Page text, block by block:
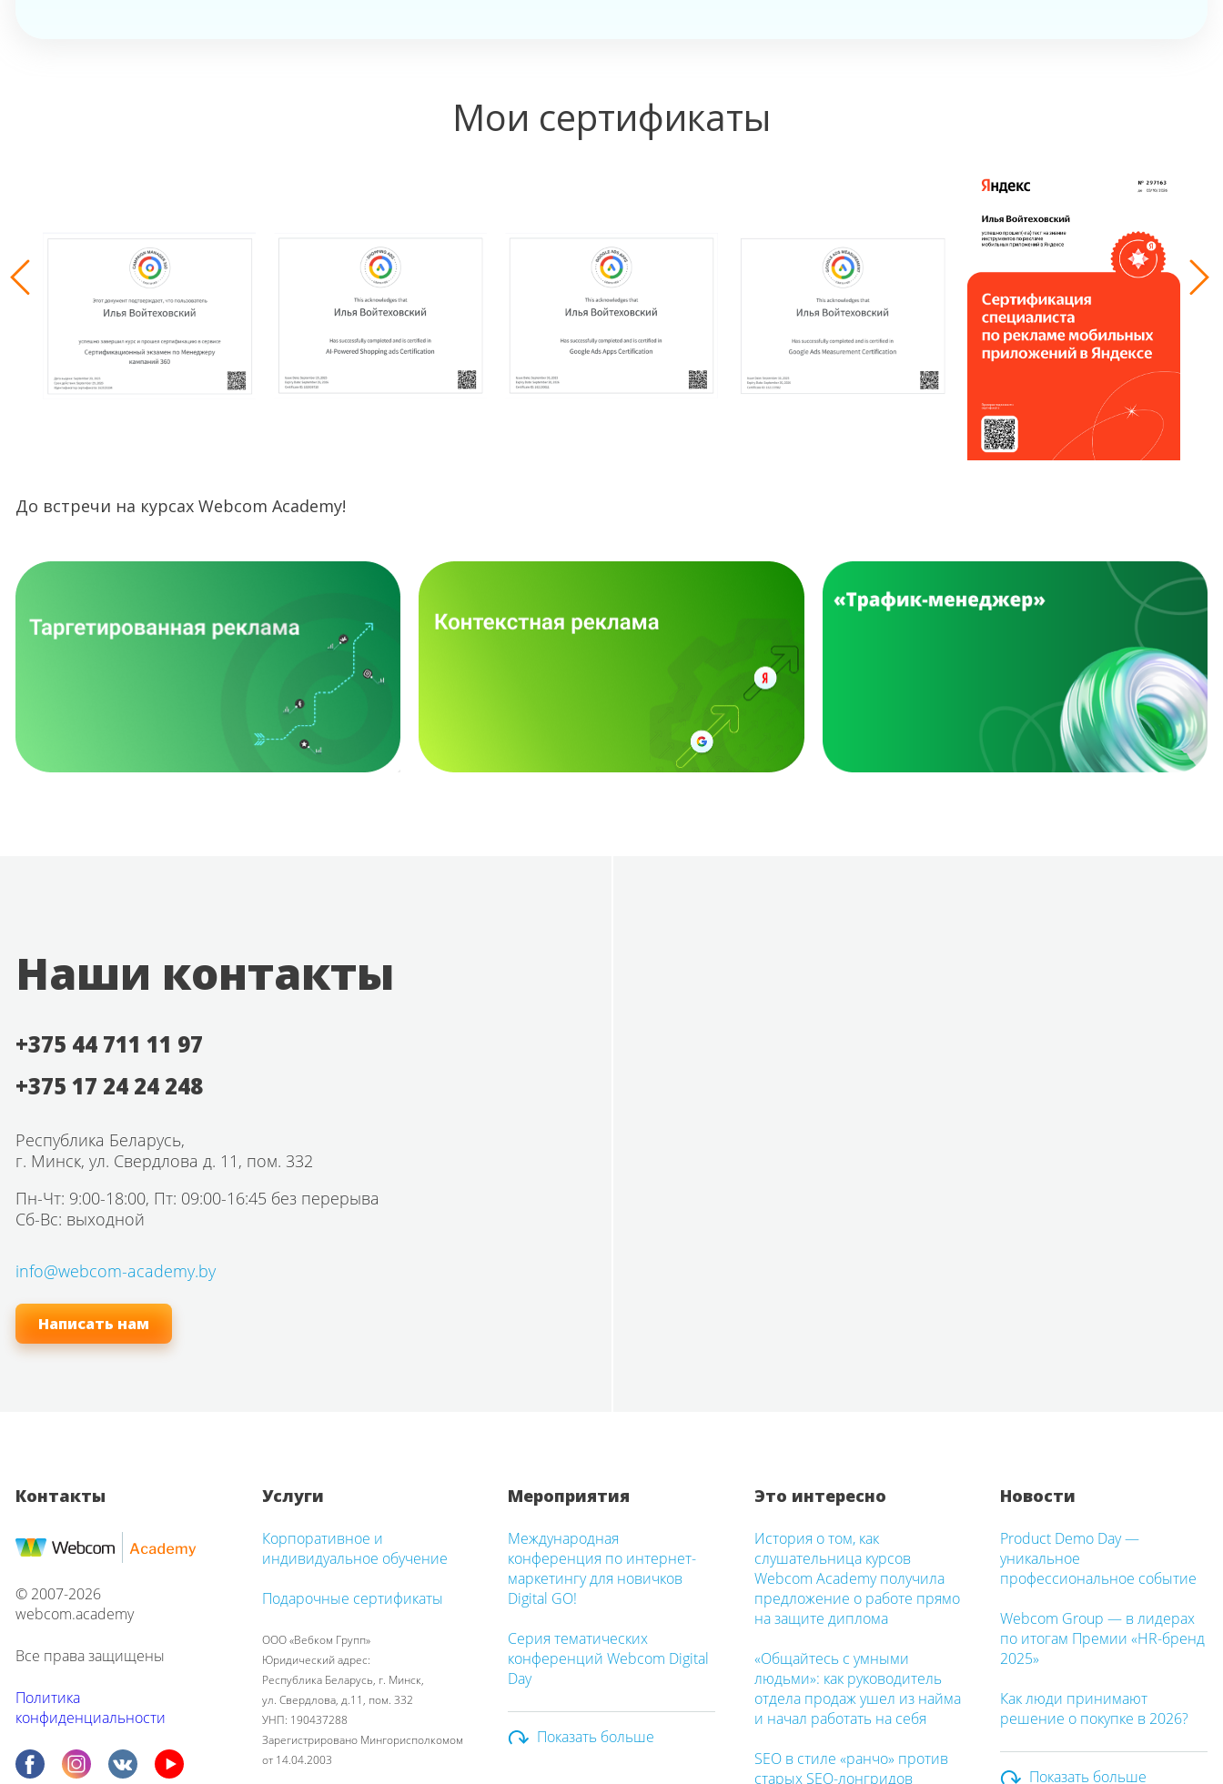
Мои сертификаты
До встречи на курсах Webcom Academy!
Наши контакты
+375 44 711 11 97
+375 17 24 24 248
Республика Беларусь,
г. Минск, ул. Свердлова д. 11, пом. 332
Пн-Чт: 9:00-18:00, Пт: 09:00-16:45 без перерыва
Сб-Вс: выходной
info@webcom-academy.by
Написать нам
Контакты
© 2007-2026
webcom.academy
Все права защищены
Политика
конфиденциальности
Услуги
Корпоративное и
индивидуальное обучение
Подарочные сертификаты
ООО «Вебком Групп»
Юридический адрес:
Республика Беларусь, г. Минск,
ул. Свердлова, д.11, пом. 332
УНП: 190437288
Зарегистрировано Мингорисполкомом
от 14.04.2003
Мероприятия
Международная
конференция по интернет-
маркетингу для новичков
Digital GO!
Серия тематических
конференций Webcom Digital
Day
Показать больше
Это интересно
История о том, как
слушательница курсов
Webcom Academy получила
предложение о работе прямо
на защите диплома
«Общайтесь с умными
людьми»: как руководитель
отдела продаж ушел из найма
и начал работать на себя
SEO в стиле «ранчо» против
старых SEO-лонгридов
Новости
Product Demo Day —
уникальное
профессиональное событие
Webcom Group — в лидерах
по итогам Премии «HR-бренд
2025»
Как люди принимают
решение о покупке в 2026?
Показать больше